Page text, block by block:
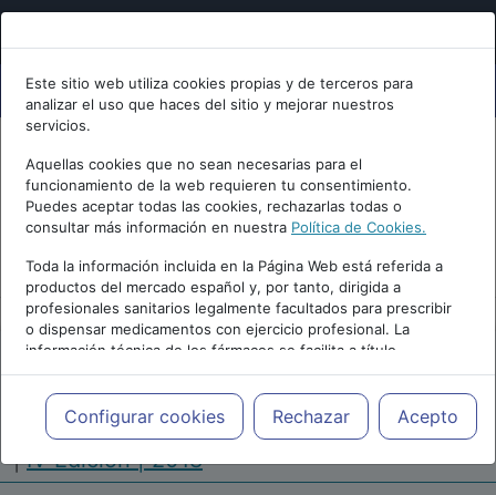
Este sitio web utiliza cookies propias y de terceros para
analizar el uso que haces del sitio y mejorar nuestros
servicios.
Aquellas cookies que no sean necesarias para el
funcionamiento de la web requieren tu consentimiento.
Puedes aceptar todas las cookies, rechazarlas todas o
consultar más información en nuestra Política de Cookies.
Toda la información incluida en la Página Web está referida a
productos del mercado español y, por tanto, dirigida a
profesionales sanitarios legalmente facultados para prescribir
o dispensar medicamentos con ejercicio profesional. La
información técnica de los fármacos se facilita a título
meramente informativo, siendo responsabilidad de los
profesionales facultados prescribir medicamentos y decidir, en
cada caso concreto, el tratamiento más adecuado a las
necesidades del paciente.
Configurar cookies Rechazar Acepto
Repositorio de Artículos |Congreso Virtual
Internacional de Enfermería en Salud Mental
|IV Edición | 2018